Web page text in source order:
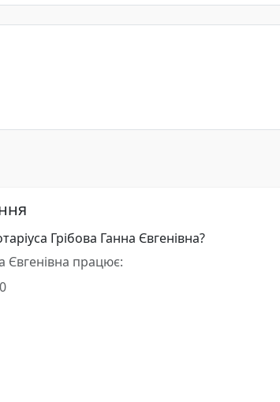
Грібова Ганна Євгенівна?
Євгенівна працює: